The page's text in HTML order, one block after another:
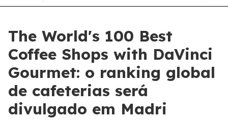
The World's 100 Best
Coffee Shops with DaVinci
Gourmet: o ranking global
de cafeterias será
divulgado em Madri